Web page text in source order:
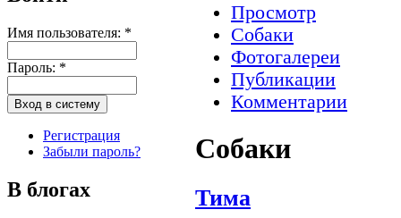
Имя пользователя: *
Пароль: *
Регистрация
Забыли пароль?
В блогах
Просмотр
Собаки
Фотогалереи
Публикации
Комментарии
Собаки
Тима